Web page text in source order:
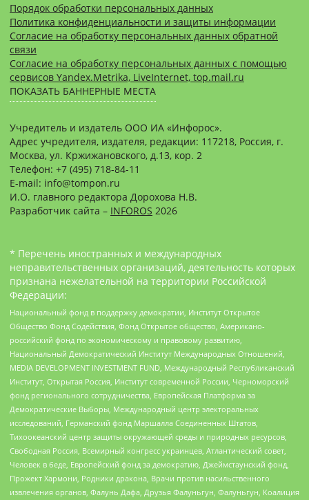
Порядок обработки персональных данных
Политика конфиденциальности и защиты информации
Согласие на обработку персональных данных обратной
связи
Согласие на обработку персональных данных с помощью
сервисов Yandex.Metrika, LiveInternet, top.mail.ru
ПОКАЗАТЬ БАННЕРНЫЕ МЕСТА
Учредитель и издатель ООО ИА «Инфорос».
Адрес учредителя, издателя, редакции: 117218, Россия, г.
Москва, ул. Кржижановского, д.13, кор. 2
Телефон: +7 (495) 718-84-11
E-mail: info@tompon.ru
И.О. главного редактора Дорохова Н.В.
Разработчик сайта – INFOROS 2026
* Перечень иностранных и международных
неправительственных организаций, деятельность которых
признана нежелательной на территории Российской
Федерации:
Национальный фонд в поддержку демократии, Институт Открытое
Общество Фонд Содействия, Фонд Открытое общество, Американо-
российский фонд по экономическому и правовому развитию,
Национальный Демократический Институт Международных Отношений,
MEDIA DEVELOPMENT INVESTMENT FUND, Международный Республиканский
Институт, Открытая Россия, Институт современной России, Черноморский
фонд регионального сотрудничества, Европейская Платформа за
Демократические Выборы, Международный центр электоральных
исследований, Германский фонд Маршалла Соединенных Штатов,
Тихоокеанский центр защиты окружающей среды и природных ресурсов,
Свободная Россия, Всемирный конгресс украинцев, Атлантический совет,
Человек в беде, Европейский фонд за демократию, Джеймстаунский фонд,
Прожект Хармони, Родники дракона, Врачи против насильственного
извлечения органов, Фалунь Дафа, Друзья Фалуньгун, Фалуньгун, Коалиция